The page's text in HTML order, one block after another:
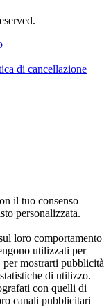
di cancellazione
il tuo consenso
personalizzata.
loro comportamento
utilizzati per
mostrarti pubblicità
di utilizzo.
con quelli di
canali pubblicitari